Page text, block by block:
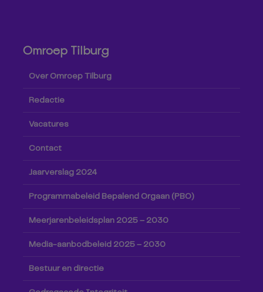
Omroep Tilburg
Over Omroep Tilburg
Redactie
Vacatures
Contact
Jaarverslag 2024
Programmabeleid Bepalend Orgaan (PBO)
Meerjarenbeleidsplan 2025 – 2030
Media-aanbodbeleid 2025 – 2030
Bestuur en directie